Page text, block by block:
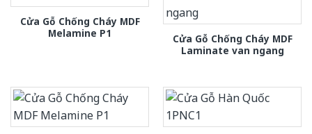
Cửa Gỗ Chống Cháy MDF
Melamine P1
Cửa Gỗ Chống Cháy MDF
Laminate van ngang